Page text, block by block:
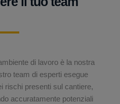
di lavoro è la nostra
team di esperti esegue
rischi presenti sul cantiere,
accuratamente potenziali